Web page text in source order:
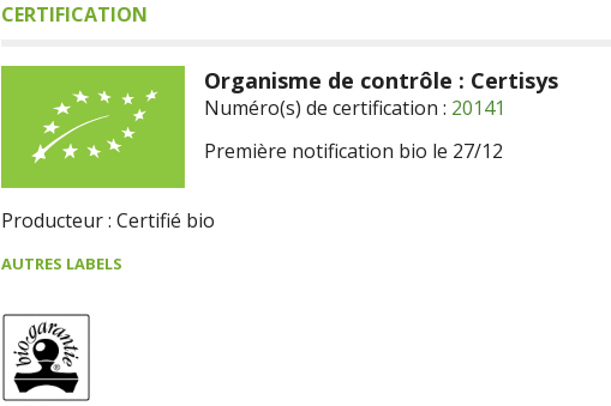
CERTIFICATION
Organisme de contrôle : Certisys
Numéro(s) de certification : 20141
Première notification bio le 27/12
Producteur : Certifié bio
AUTRES LABELS